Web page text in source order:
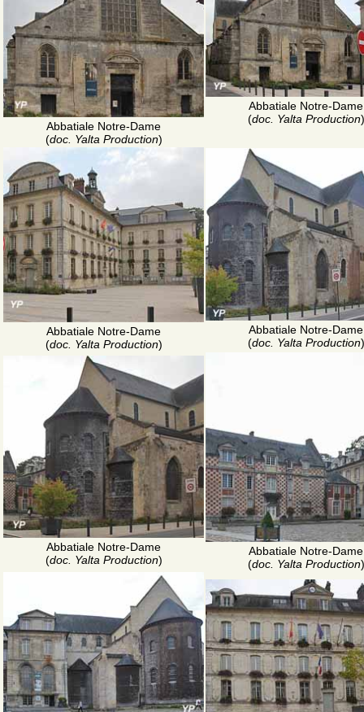
Abbatiale Notre-Dame
(doc. Yalta Production)
Abbatiale Notre-Dame
(doc. Yalta Production)
Abbatiale Notre-Dame
(doc. Yalta Production)
Abbatiale Notre-Dame
(doc. Yalta Production)
Abbatiale Notre-Dame
(doc. Yalta Production)
Abbatiale Notre-Dame
(doc. Yalta Production)